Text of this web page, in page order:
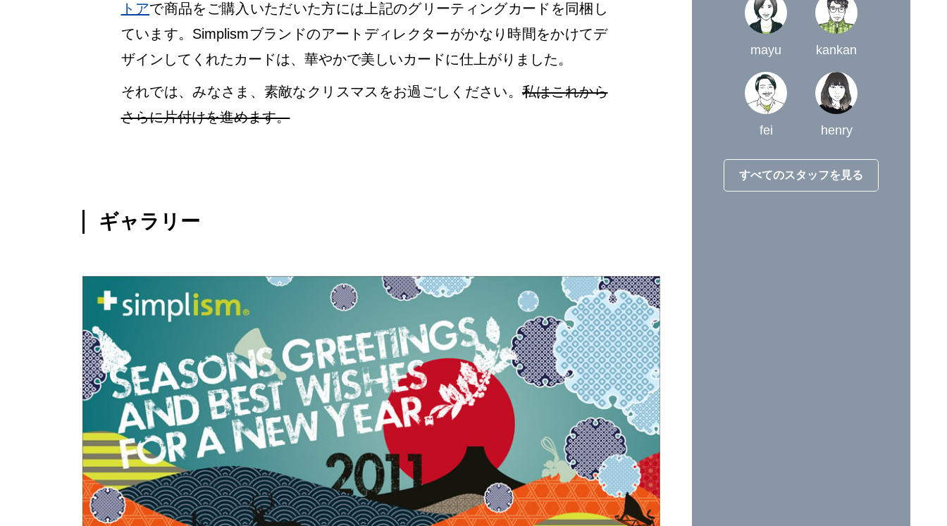
トアで商品をご購入いただいた方には上記のグリーティングカードを同梱し
ています。Simplismブランドのアートディレクターがかなり時間をかけてデ
ザインしてくれたカードは、華やかで美しいカードに仕上がりました。
それでは、みなさま、素敵なクリスマスをお過ごしください。私はこれから
さらに片付けを進めます。
ギャラリー
mayu kankan
fei henry
すべてのスタッフを見る